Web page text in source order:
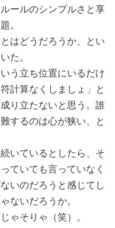
ールのシンプルさと享
。
はどうだろうか、とい
た。
う立ち位置にいるだけ
計算なくしましょ」と
り立たないと思う。誰
するのは心が狭い、と
いているとしたら、そ
ていても言っていなく
いのだろうと感じてし
ないだろうか。
ゃそりゃ（笑）。